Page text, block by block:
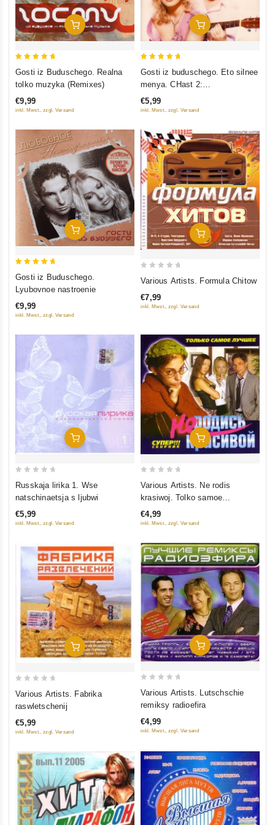
In Den Warenkorb
Gosti iz Buduschego. Realna
tolko muzyka (Remixes)
€9,99
inkl. Mwst., zzgl. Versand
In Den Warenkorb
Gosti iz buduschego. Eto silnee
menya. CHast 2:
Romanticheskij albom
€5,99
inkl. Mwst., zzgl. Versand
In Den Warenkorb
Gosti iz Buduschego.
Lyubovnoe nastroenie
€9,99
inkl. Mwst., zzgl. Versand
In Den Warenkorb
of
Various Artists. Formula Chitow
€7,99
inkl. Mwst., zzgl. Versand
In Den Warenkorb
5
Russkaja lirika 1. Wse
natschinaetsja s ljubwi
€5,99
inkl. Mwst., zzgl. Versand
In Den Warenkorb
5
Various Artists. Ne rodis
krasiwoj. Tolko samoe
lutschschee
€4,99
inkl. Mwst., zzgl. Versand
In Den Warenkorb
5
Various Artists. Fabrika
raswletschenij
€5,99
inkl. Mwst., zzgl. Versand
In Den Warenkorb
5
Various Artists. Lutschschie
remiksy radioefira
€4,99
inkl. Mwst., zzgl. Versand